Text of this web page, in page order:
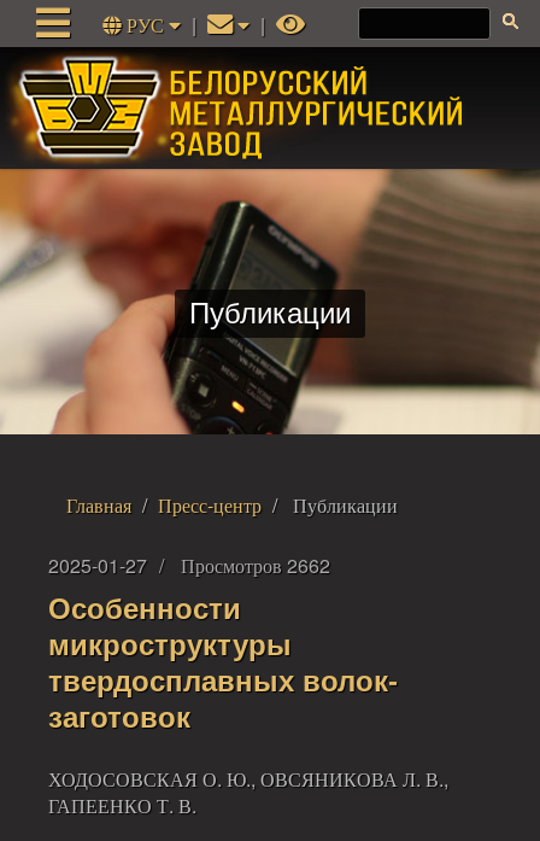
РУС | |
Публикации
Главная Пресс-центр Публикации
2025-01-27 Просмотров 2662
Особенности
микроструктуры
твердосплавных волок-
заготовок
ХОДОСОВСКАЯ О. Ю., ОВСЯНИКОВА Л. В.,
ГАПЕЕНКО Т. В.